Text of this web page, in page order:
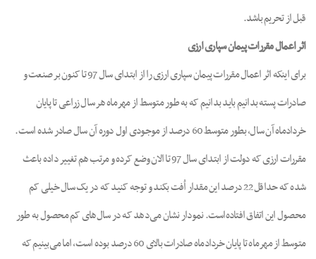
قبل از تحریم باشد.
اثر اعمال مقررات پیمان سپاری ارزی
برای اینکه اثر اعمال مقررات پیمان سپاری ارزی را از ابتدای سال 97 تا کنون بر صنعت و
صادرات پسته بدانیم باید بدانیم که به طور متوسط از مهرماه هر سال زراعی تا پایان
خردادماه آن سال، بطور متوسط 60 درصد از موجودی اول دوره آن سال صادر شده است.
مقررات ارزی که دولت از ابتدای سال 97 تا الان وضع کرده و مرتب هم تغییر داده باعث
شده که حداقل 22 درصد این مقدار اُفت بکند و توجه کنید که در یک سال خیلی کم
محصول این اتفاق افتاده‌است. نمودار نشان می‌دهد که در سال‌های کم محصول به طور
متوسط از مهرماه تا پایان خردادماه صادرات بالای 60 درصد بوده است، اما می‌بینیم که